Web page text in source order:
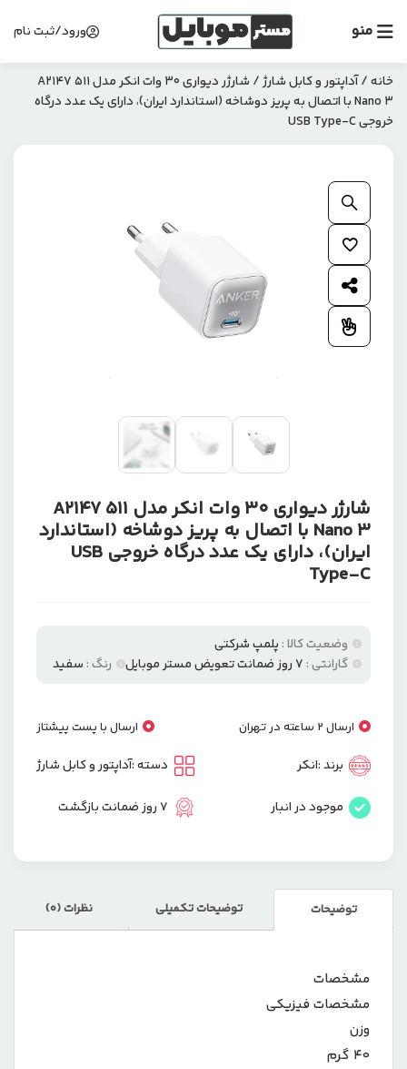
منو ورود/ثبت نام
خانه/آداپتور و کابل شارژ
/ شارژر دیواری 30 وات انکر مدل A2147 511
Nano 3 با اتصال به پریز دوشاخه (استاندارد ایران)، دارای یک عدد درگاه
خروجی USB Type-C
شارژر دیواری 30 وات انکر مدل A2147 511
Nano 3 با اتصال به پریز دوشاخه (استاندارد
ایران)، دارای یک عدد درگاه خروجی USB
Type-C
وضعیت کالا : پلمپ شرکتی
گارانتی : ۷ روز ضمانت تعویض مستر موبایل رنگ : سفید
ارسال 2 ساعته در تهران ارسال با پست پیشتاز
برند :انکر
موجود در انبار
دسته :آداپتور و کابل شارژ
7 روز ضمانت بازگشت
اشتراک گذاری محصول
افزودن به مقایسه
توضیحات توضیحات تکمیلی نظرات (0)
مشخصات
مشخصات فیزیکی
وزن
۴۰ گرم